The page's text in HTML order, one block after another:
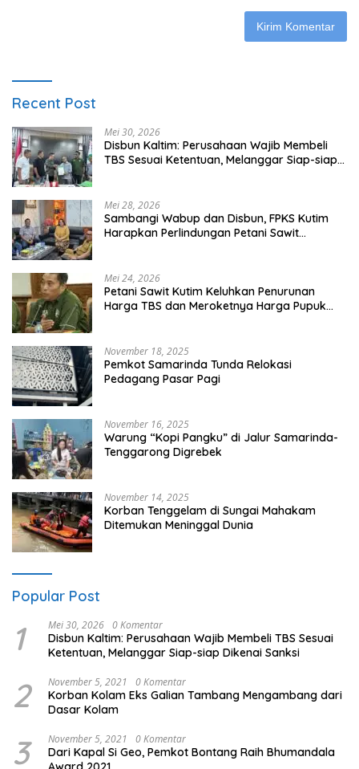
Recent Post
Mei 30, 2026
Disbun Kaltim: Perusahaan Wajib Membeli
TBS Sesuai Ketentuan, Melanggar Siap-siap
Mei 28, 2026
Sambangi Wabup dan Disbun, FPKS Kutim
Harapkan Perlindungan Petani Sawit
Mei 24, 2026
Petani Sawit Kutim Keluhkan Penurunan
Harga TBS dan Meroketnya Harga Pupuk
November 18, 2025
Pemkot Samarinda Tunda Relokasi
Pedagang Pasar Pagi
November 16, 2025
Warung “Kopi Pangku” di Jalur Samarinda-
Tenggarong Digrebek
November 14, 2025
Korban Tenggelam di Sungai Mahakam
Ditemukan Meninggal Dunia
Popular Post
1 Mei 30, 2026 0 Komentar
Disbun Kaltim: Perusahaan Wajib Membeli TBS Sesuai
Ketentuan, Melanggar Siap-siap Dikenai Sanksi
2 November 5, 2021 0 Komentar
Korban Kolam Eks Galian Tambang Mengambang dari
Dasar Kolam
3 November 5, 2021 0 Komentar
Dari Kapal Si Geo, Pemkot Bontang Raih Bhumandala